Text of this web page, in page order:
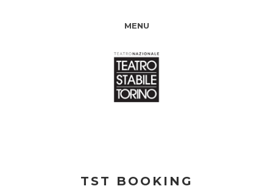
MENU
TST BOOKING